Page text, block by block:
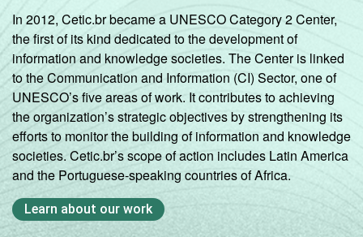
In 2012, Cetic.br became a UNESCO Category 2 Center,
the first of its kind dedicated to the development of
information and knowledge societies. The Center is linked
to the Communication and Information (CI) Sector, one of
UNESCO’s five areas of work. It contributes to achieving
the organization’s strategic objectives by strengthening its
efforts to monitor the building of information and knowledge
societies. Cetic.br’s scope of action includes Latin America
and the Portuguese-speaking countries of Africa.
Learn about our work